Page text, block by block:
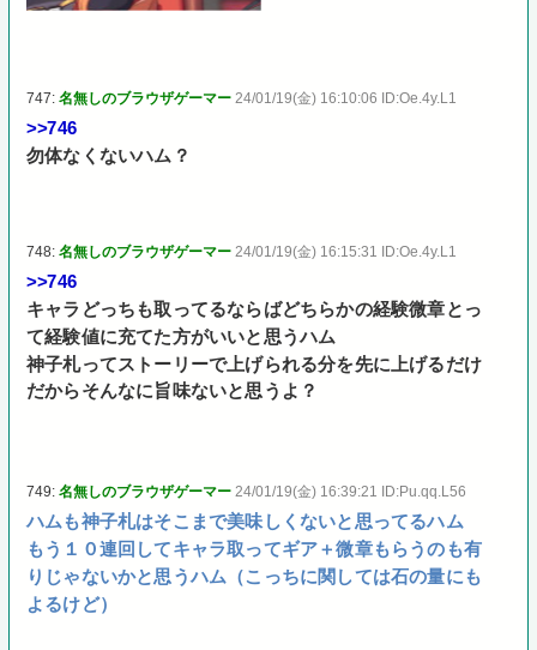
747:名無しのブラウザゲーマー 24/01/19(金) 16:10:06 ID:Oe.4y.L1
>>746
勿体なくないハム？
748:名無しのブラウザゲーマー 24/01/19(金) 16:15:31 ID:Oe.4y.L1
>>746
キャラどっちも取ってるならばどちらかの経験微章とっ
て経験値に充てた方がいいと思うハム
神子札ってストーリーで上げられる分を先に上げるだけ
だからそんなに旨味ないと思うよ？
749:名無しのブラウザゲーマー 24/01/19(金) 16:39:21 ID:Pu.qq.L56
ハムも神子札はそこまで美味しくないと思ってるハム
もう１０連回してキャラ取ってギア＋微章もらうのも有
りじゃないかと思うハム（こっちに関しては石の量にも
よるけど）